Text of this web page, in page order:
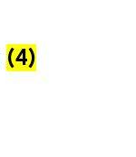
(4)